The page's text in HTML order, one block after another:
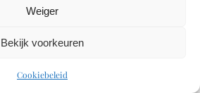
Weiger
Bekijk voorkeuren
Cookiebeleid
| Powered by